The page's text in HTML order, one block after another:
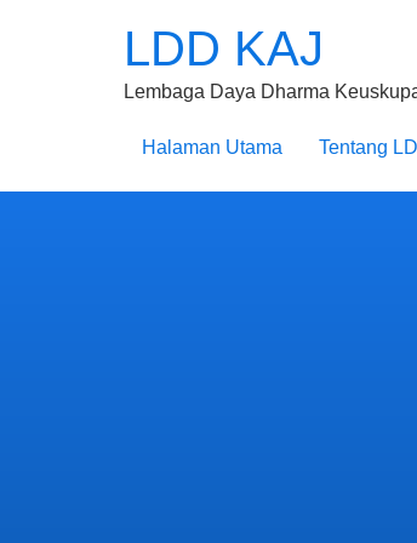
LDD KAJ
Lembaga Daya Dharma
Halaman Utama Tentang